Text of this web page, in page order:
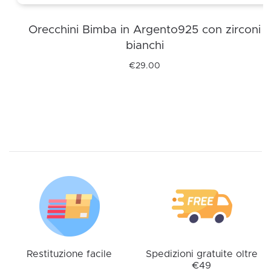
Orecchini Bimba in Argento925 con zirconi
bianchi
€29.00
possono
essere
pagina
Restituzione facile
Spedizioni gratuite oltre
€49